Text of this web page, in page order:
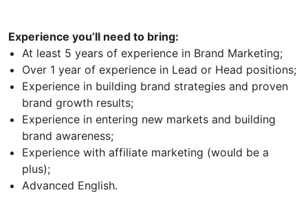
Experience you’ll need to bring:
At least 5 years of experience in Brand Marketing;
Over 1 year of experience in Lead or Head positions;
Experience in building brand strategies and proven
brand growth results;
Experience in entering new markets and building
brand awareness;
Experience with affiliate marketing (would be a
plus);
Advanced English.